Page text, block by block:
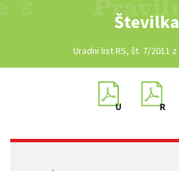
Uradni list RS, št. 7/2011 z